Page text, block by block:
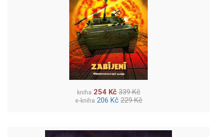
kniha 254 Kč 339 Kč
e-kniha 206 Kč 229 Kč